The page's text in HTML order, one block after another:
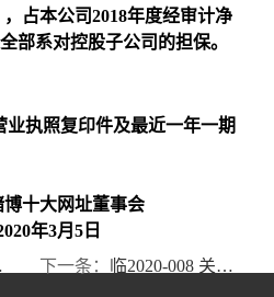
，占本公司2018年度经审计净
部系对控股子公司的担保。
业执照复印件及最近一年一期
博十大网址董事会
年3月 5日
下一条： 临2020-008 关于全资子公司---铜陵市全球赌博十大网址电容器有限公司购买设备资产暨关联交易的公告